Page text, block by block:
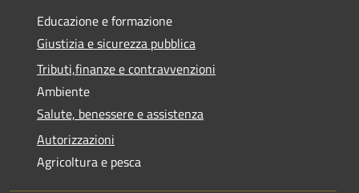
Educazione e formazione
Giustizia e sicurezza pubblica
Tributi,finanze e contravvenzioni
Ambiente
Salute, benessere e assistenza
Autorizzazioni
Agricoltura e pesca